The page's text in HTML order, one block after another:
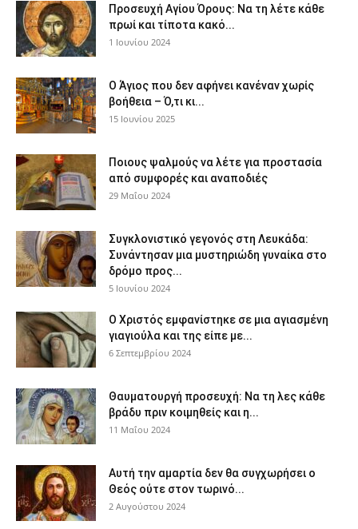
Προσευχή Αγίου Όρους: Να τη λέτε κάθε
πρωί και τίποτα κακό...
1 Ιουνίου 2024
Ο Άγιος που δεν αφήνει κανέναν χωρίς
βοήθεια – Ό,τι κι...
15 Ιουνίου 2025
Ποιους ψαλμούς να λέτε για προστασία
από συμφορές και αναποδιές
29 Μαΐου 2024
Συγκλονιστικό γεγονός στη Λευκάδα:
Συνάντησαν μια μυστηριώδη γυναίκα στο
δρόμο προς...
5 Ιουνίου 2024
Ο Χριστός εμφανίστηκε σε μια αγιασμένη
γιαγιούλα και της είπε με...
6 Σεπτεμβρίου 2024
Θαυματουργή προσευχή: Να τη λες κάθε
βράδυ πριν κοιμηθείς και η...
11 Μαΐου 2024
Αυτή την αμαρτία δεν θα συγχωρήσει ο
Θεός ούτε στον τωρινό...
2 Αυγούστου 2024